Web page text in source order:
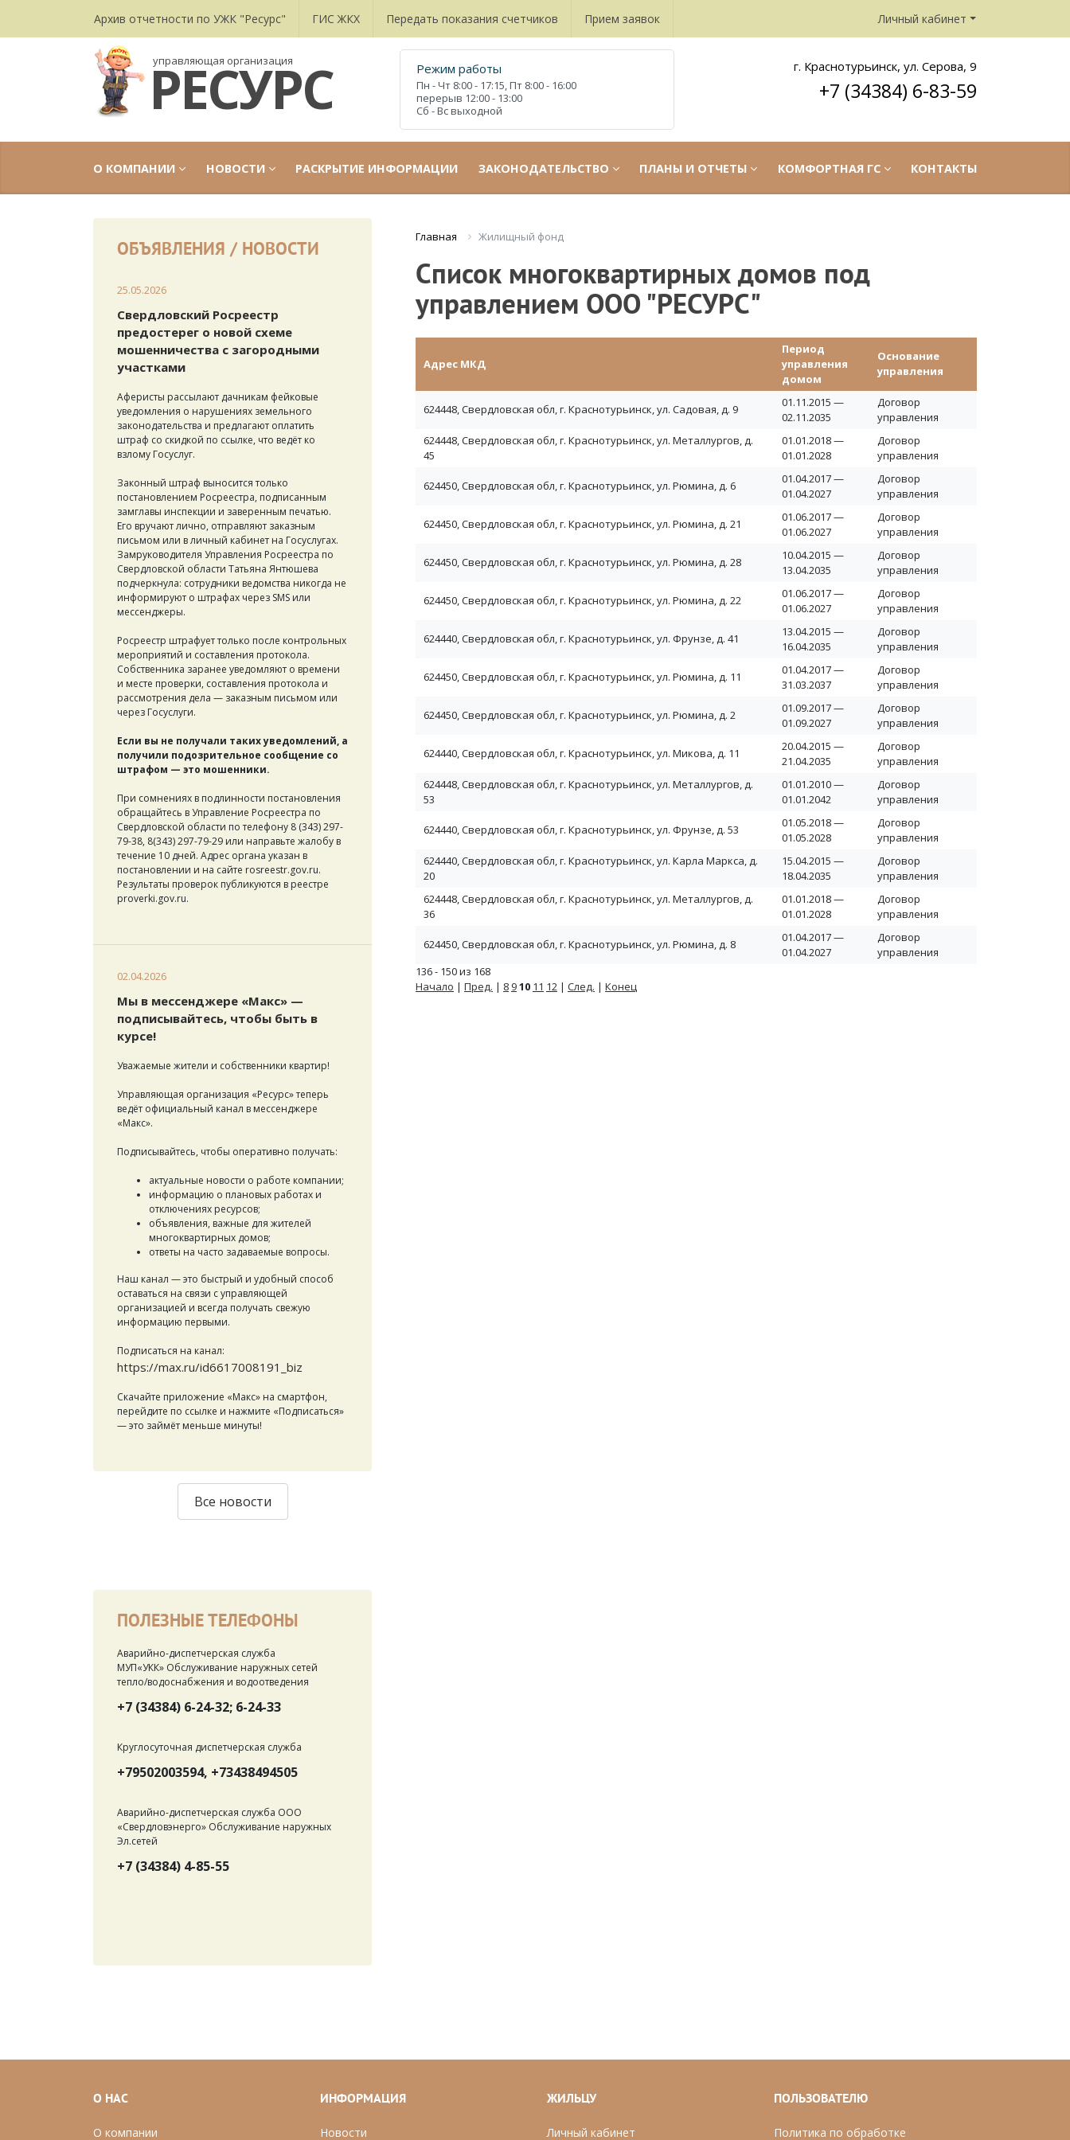
Архив отчетности по УЖК "Ресурс" ГИС ЖКХ Передать показания счетчиков Прием заявок Личный кабинет
управляющая организация
РЕСУРС Режим работы
Пн - Чт 8:00 - 17:15, Пт 8:00 - 16:00
перерыв 12:00 - 13:00
Сб - Всвыходной
г. Краснотурьинск, ул. Серова, 9
+7 (34384) 6-83-59
О КОМПАНИИ НОВОСТИ РАСКРЫТИЕ ИНФОРМАЦИИ ЗАКОНОДАТЕЛЬСТВО ПЛАНЫ И ОТЧЕТЫ КОМФОРТНАЯ ГС КОНТАКТЫ
Главная Жилищный фонд
Список многоквартирных домов под
управлением ООО "РЕСУРС"
Адрес МКД
Период
управления
домом
Основание
управления
624448, Свердловская обл, г. Краснотурьинск, ул. Садовая, д. 9
01.11.2015 —
02.11.2035
Договор
управления
624448, Свердловская обл, г. Краснотурьинск, ул. Металлургов, д.
45
01.01.2018 —
01.01.2028
Договор
управления
624450, Свердловская обл, г. Краснотурьинск, ул. Рюмина, д. 6
01.04.2017 —
01.04.2027
Договор
управления
624450, Свердловская обл, г. Краснотурьинск, ул. Рюмина, д. 21
01.06.2017 —
01.06.2027
Договор
управления
624450, Свердловская обл, г. Краснотурьинск, ул. Рюмина, д. 28
10.04.2015 —
13.04.2035
Договор
управления
624450, Свердловская обл, г. Краснотурьинск, ул. Рюмина, д. 22
01.06.2017 —
01.06.2027
Договор
управления
624440, Свердловская обл, г. Краснотурьинск, ул. Фрунзе, д. 41
13.04.2015 —
16.04.2035
Договор
управления
624450, Свердловская обл, г. Краснотурьинск, ул. Рюмина, д. 11
01.04.2017 —
31.03.2037
Договор
управления
624450, Свердловская обл, г. Краснотурьинск, ул. Рюмина, д. 2
01.09.2017 —
01.09.2027
Договор
управления
624440, Свердловская обл, г. Краснотурьинск, ул. Микова, д. 11
20.04.2015 —
21.04.2035
Договор
управления
624448, Свердловская обл, г. Краснотурьинск, ул. Металлургов, д.
53
01.01.2010 —
01.01.2042
Договор
управления
624440, Свердловская обл, г. Краснотурьинск, ул. Фрунзе, д. 53
01.05.2018 —
01.05.2028
Договор
управления
624440, Свердловская обл, г. Краснотурьинск, ул. Карла Маркса, д.
20
15.04.2015 —
18.04.2035
Договор
управления
624448, Свердловская обл, г. Краснотурьинск, ул. Металлургов, д.
36
01.01.2018 —
01.01.2028
Договор
управления
624450, Свердловская обл, г. Краснотурьинск, ул. Рюмина, д. 8
01.04.2017 —
01.04.2027
Договор
управления
136 - 150 из 168
Начало | Пред. | 8 910 11 12 | След. | Конец
ОБЪЯВЛЕНИЯ / НОВОСТИ
25.05.2026
Свердловский Росреестр
предостерег о новой схеме
мошенничества с загородными
участками
Аферисты рассылают дачникам фейковые
уведомления о нарушениях земельного
законодательства и предлагают оплатить
штраф со скидкой по ссылке, что ведёт ко
взлому Госуслуг.
Законный штраф выносится только
постановлением Росреестра, подписанным
замглавы инспекции и заверенным печатью.
Его вручают лично, отправляют заказным
письмом или в личный кабинет на Госуслугах.
Замруководителя Управления Росреестра по
Свердловской области Татьяна Янтюшева
подчеркнула: сотрудники ведомства никогда не
информируют о штрафах через SMS или
мессенджеры.
Росреестр штрафует только после контрольных
мероприятий и составления протокола.
Собственника заранее уведомляют о времени
и месте проверки, составления протокола и
рассмотрения дела — заказным письмом или
через Госуслуги.
Если вы не получали таких уведомлений, а
получили подозрительное сообщение со
штрафом — это мошенники.
При сомнениях в подлинности постановления
обращайтесь в Управление Росреестра по
Свердловской области по телефону 8 (343) 297-
79-38, 8(343) 297-79-29 или направьте жалобу в
течение 10 дней. Адрес органа указан в
постановлении и на сайте rosreestr.gov.ru.
Результаты проверок публикуются в реестре
proverki.gov.ru.
02.04.2026
Мы в мессенджере «Макс» —
подписывайтесь, чтобы быть в
курсе!
Уважаемые жители и собственники квартир!
Управляющая организация «Ресурс» теперь
ведёт официальный канал в мессенджере
«Макс».
Подписывайтесь, чтобы оперативно получать:
актуальные новости о работе компании;
информацию о плановых работах и
отключениях ресурсов;
объявления, важные для жителей
многоквартирных домов;
ответы на часто задаваемые вопросы.
Наш канал — это быстрый и удобный способ
оставаться на связи с управляющей
организацией и всегда получать свежую
информацию первыми.
Подписаться на канал:
https://max.ru/id6617008191_biz
Скачайте приложение «Макс» на смартфон,
перейдите по ссылке и нажмите «Подписаться»
— это займёт меньше минуты!
Все новости
ПОЛЕЗНЫЕ ТЕЛЕФОНЫ
Аварийно-диспетчерская служба
МУП«УКК» Обслуживание наружных сетей
тепло/водоснабжения и водоотведения
+7 (34384) 6-24-32; 6-24-33
Круглосуточная диспетчерская служба
+79502003594, +73438494505
Аварийно-диспетчерская служба ООО
«Свердловэнерго» Обслуживание наружных
Эл.сетей
+7 (34384) 4-85-55
О НАС
О компании
ИНФОРМАЦИЯ
Новости
ЖИЛЬЦУ
Личный кабинет
ПОЛЬЗОВАТЕЛЮ
Политика по обработке